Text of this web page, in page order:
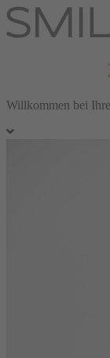
Willkommen bei